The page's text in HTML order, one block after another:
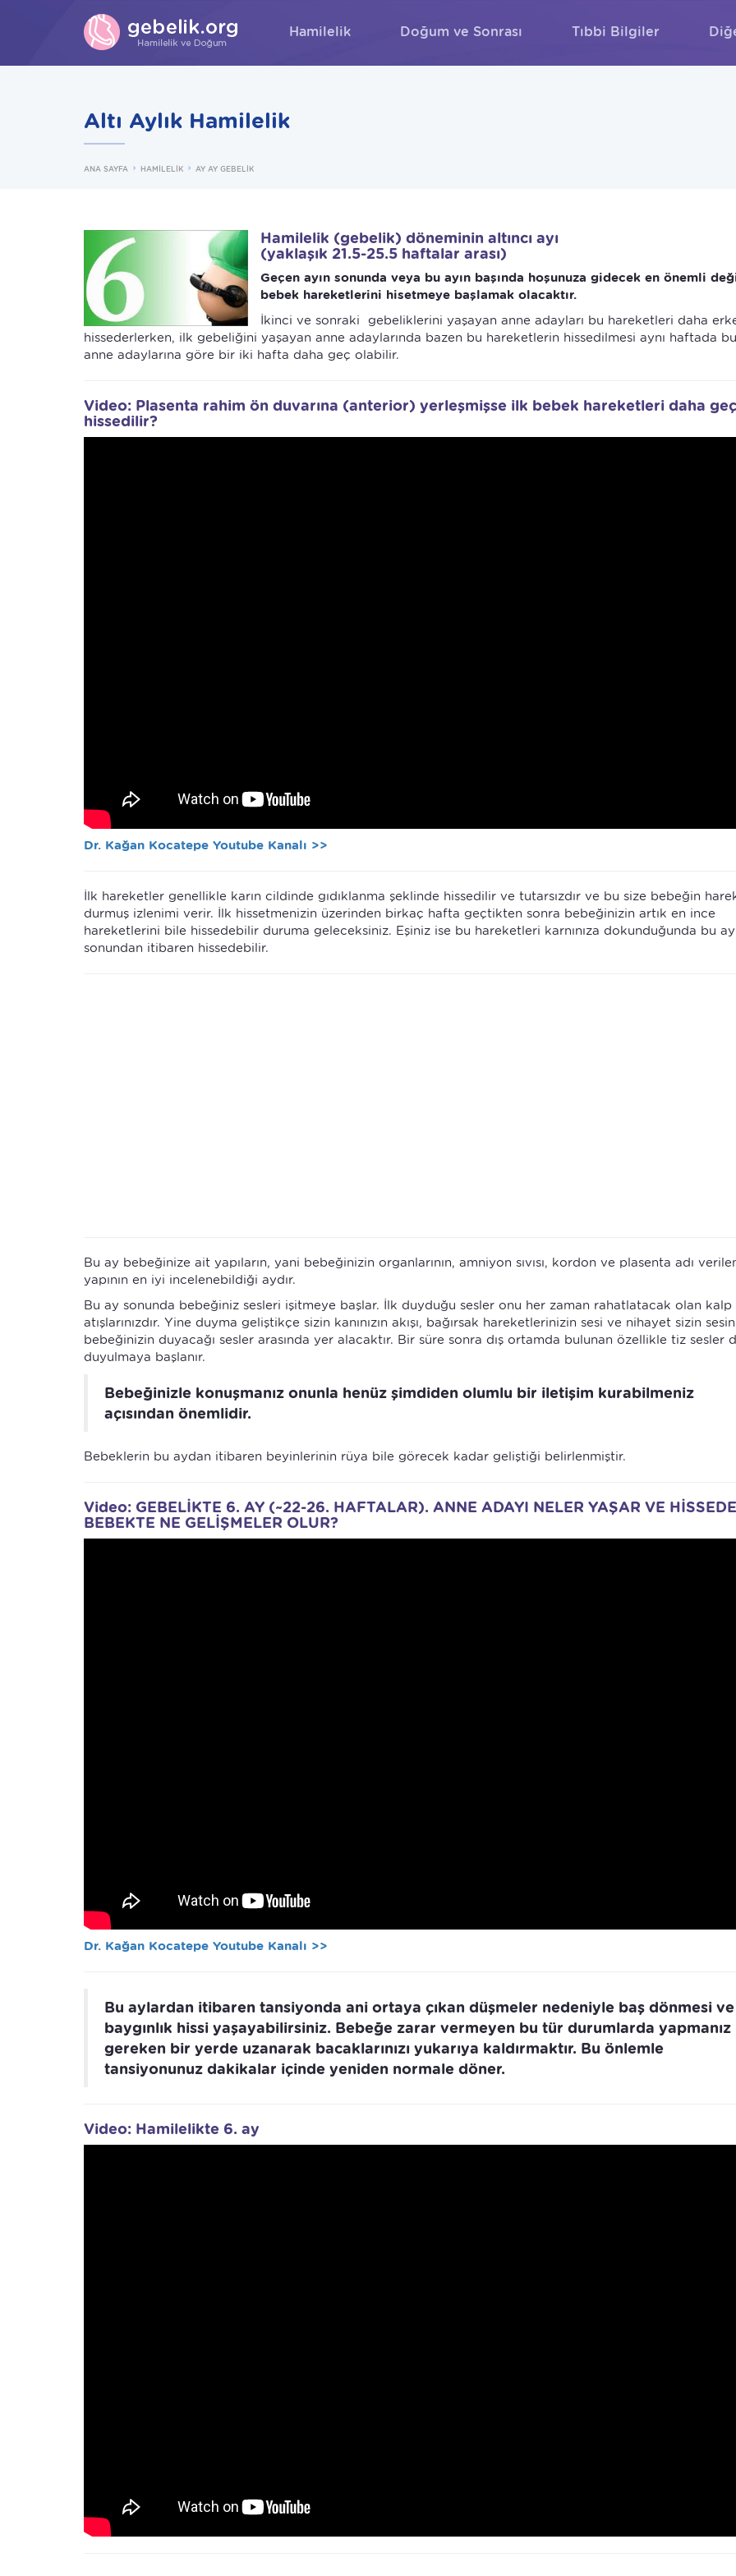
Hamilelik Doğum ve Sonrası Tıbbi Bilgiler
Altı Aylık Hamilelik
ANA SAYFA HAMİLELİK AY AY GEBELİK
Hamilelik (gebelik) döneminin altıncı ayı
(yaklaşık 21.5-25.5 haftalar arası)
Geçen ayın sonunda veya bu ayın başında hoşunuza gidecek en önemli
bebek hareketlerini hisetmeye başlamak olacaktır.
İkinci ve sonraki gebeliklerini yaşayan anne adayları bu hareketleri daha
hissederlerken, ilk gebeliğini yaşayan anne adaylarında bazen bu hareketlerin hissedilmesi aynı haftada
anne adaylarına göre bir iki hafta daha geç olabilir.
Video: Plasenta rahim ön duvarına (anterior) yerleşmişse ilk bebek hareketleri daha
hissedilir?
Dr. Kağan Kocatepe Youtube Kanalı >>
İlk hareketler genellikle karın cildinde gıdıklanma şeklinde hissedilir ve tutarsızdır ve bu size bebeğin
durmuş izlenimi verir. İlk hissetmenizin üzerinden birkaç hafta geçtikten sonra bebeğinizin artık en ince
hareketlerini bile hissedebilir duruma geleceksiniz. Eşiniz ise bu hareketleri karnınıza dokunduğunda bu
sonundan itibaren hissedebilir.
Bu ay bebeğinize ait yapıların, yani bebeğinizin organlarının, amniyon sıvısı, kordon ve plasenta adı
yapının en iyi incelenebildiği aydır.
Bu ay sonunda bebeğiniz sesleri işitmeye başlar. İlk duyduğu sesler onu her zaman rahatlatacak olan kalp
atışlarınızdır. Yine duyma geliştikçe sizin kanınızın akışı, bağırsak hareketlerinizin sesi ve nihayet sizin
bebeğinizin duyacağı sesler arasında yer alacaktır. Bir süre sonra dış ortamda bulunan özellikle tiz sesler
duyulmaya başlanır.
Bebeğinizle konuşmanız onunla henüz şimdiden olumlu bir iletişim kurabilmeniz
açısından önemlidir.
Bebeklerin bu aydan itibaren beyinlerinin rüya bile görecek kadar geliştiği belirlenmiştir.
Video: GEBELİKTE 6. AY (~22-26. HAFTALAR). ANNE ADAYI NELER YAŞAR VE
BEBEKTE NE GELİŞMELER OLUR?
Dr. Kağan Kocatepe Youtube Kanalı >>
Bu aylardan itibaren tansiyonda ani ortaya çıkan düşmeler nedeniyle baş dönmesi ve
baygınlık hissi yaşayabilirsiniz. Bebeğe zarar vermeyen bu tür durumlarda yapmanız
gereken bir yerde uzanarak bacaklarınızı yukarıya kaldırmaktır. Bu önlemle
tansiyonunuz dakikalar içinde yeniden normale döner.
Video: Hamilelikte 6. ay